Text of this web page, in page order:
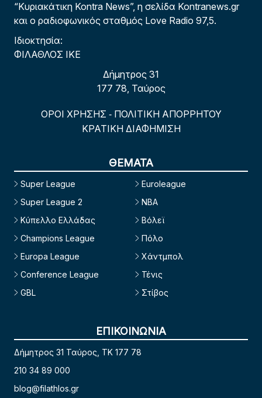
“Κυριακάτικη Kontra News”, η σελίδα Kontranews.gr
και ο ραδιοφωνικός σταθμός Love Radio 97,5.
Ιδιοκτησία:
ΦΙΛΑΘΛΟΣ ΙΚΕ
Δήμητρος 31
177 78, Ταύρος
ΟΡΟΙ ΧΡΗΣΗΣ - ΠΟΛΙΤΙΚΗ ΑΠΟΡΡΗΤΟΥ
ΚΡΑΤΙΚΗ ΔΙΑΦΗΜΙΣΗ
ΘΕΜΑΤΑ
Super League
Super League 2
Κύπελλο Ελλάδας
Champions League
Europa League
Conference League
GBL
Euroleague
NBA
Βόλεϊ
Πόλο
Χάντμπολ
Τένις
Στίβος
ΕΠΙΚΟΙΝΩΝΙΑ
Δήμητρος 31 Ταύρος, TK 177 78
210 34 89 000
blog@filathlos.gr